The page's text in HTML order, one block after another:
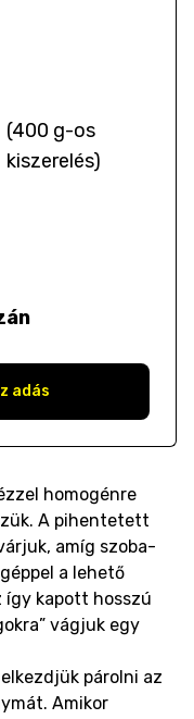
(400 g-os
kiszerelés)
adás
homogénre
A pihentetett
amíg szoba-
a lehető
így kapott hosszú
vágjuk egy
párolni az
Amikor